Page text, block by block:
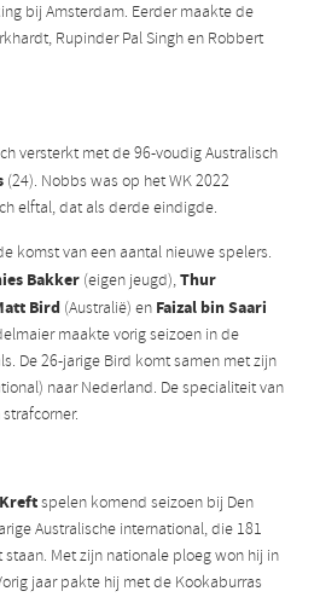
bij Amsterdam. Eerder maakte de
Rupinder Pal Singh en Robbert
versterkt met de 96-voudig Australisch
(24). Nobbs was op het WK 2022
elftal, dat als derde eindigde.
komst van een aantal nieuwe spelers.
Bakker (eigen jeugd),Thur
Bird (Australië) en Faizal bin Saari
maakte vorig seizoen in de
De 26-jarige Bird komt samen met zijn
naar Nederland. De specialiteit van
spelen komend seizoen bij Den
Australische international, die 181
Met zijn nationale ploeg won hij in
jaar pakte hij met de Kookaburras